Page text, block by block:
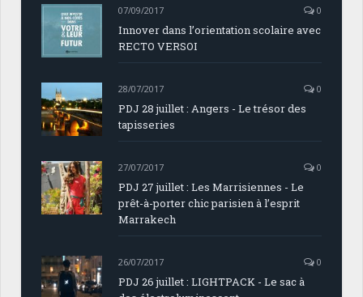
07/09/2017 0
Innover dans l’orientation scolaire avec
RECTO VERSOI
28/07/2017 0
PDJ 28 juillet : Angers - Le trésor des
tapisseries
27/07/2017 0
PDJ 27 juillet : Les Marrisiennes - Le
prêt-à-porter chic parisien à l’esprit
Marrakech
26/07/2017 0
PDJ 26 juillet : LIGHTPACK - Le sac à